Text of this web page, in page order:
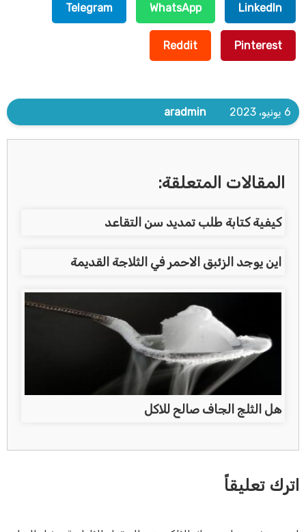
LinkedIn
WhatsApp
Telegram
Pinterest
Reddit
6 يونيو، 2023 aradmin
المقالات المتعلقة:
كيفية كتابة طلب تمديد سن التقاعد
اين يوجد الزئبق الاحمر في الثلاجة القديمة
هل الثلج الجاف صالح للاكل
اترك تعليقاً